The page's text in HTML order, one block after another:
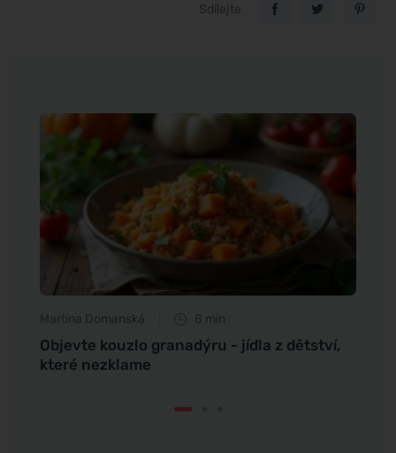
Sdílejte
Martina Domanská 8 min
Objevte kouzlo granadýru - jídla z dětství,
které nezklame